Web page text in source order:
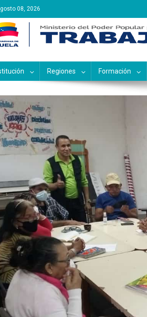
08, 2026
Nacional de
Regiones Formación